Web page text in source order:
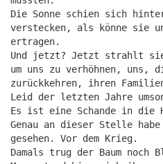
Die Sonne schien sich
verstecken, als könne sie
ertragen.
Und jetzt? Jetzt strahlt sie
um uns zu verhöhnen, uns,
zurückkehren, ihren
Leid der letzten Jahre
Es ist eine Schande in die
Genau an dieser Stelle
gesehen. Vor dem Krieg.
Damals trug der Baum noch